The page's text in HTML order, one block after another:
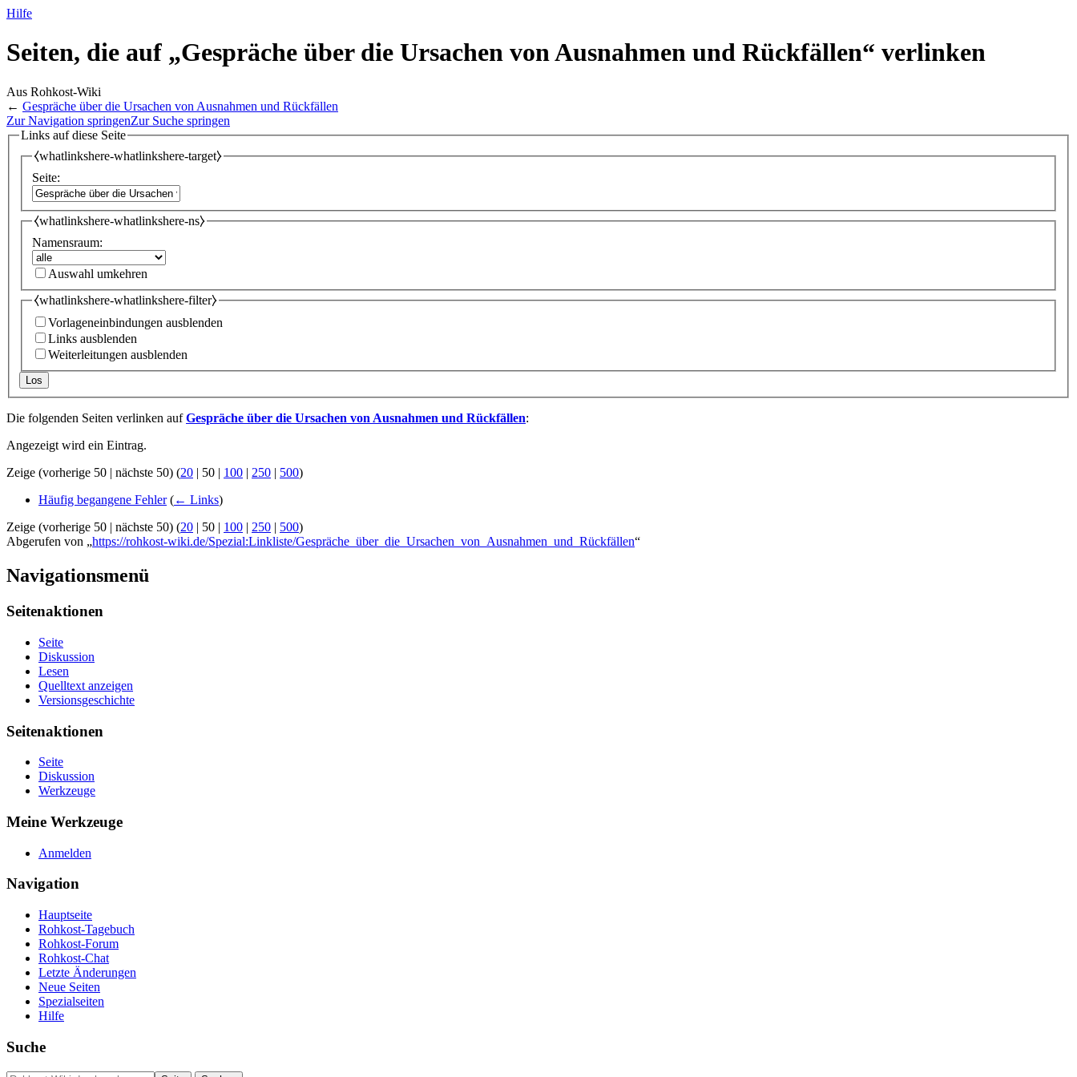
Hilfe
Seiten, die auf „Gespräche über die Ursachen von Ausnahmen und Rückfällen“ verlinken
Aus Rohkost-Wiki
← Gespräche über die Ursachen von Ausnahmen und Rückfällen
Zur Navigation springenZur Suche springen
Links auf diese Seite
⧼whatlinkshere-whatlinkshere-target⧽
Seite:
⧼whatlinkshere-whatlinkshere-ns⧽
Namensraum:
Auswahl umkehren
⧼whatlinkshere-whatlinkshere-filter⧽
Vorlageneinbindungen ausblenden
Links ausblenden
Weiterleitungen ausblenden
Los
Die folgenden Seiten verlinken aufGespräche über die Ursachen von Ausnahmen und Rückfällen:
Angezeigt wird ein Eintrag.
Zeige (vorherige 50 | nächste 50) (20 | 50 | 100 | 250 | 500)
Häufig begangene Fehler (← Links)
Zeige (vorherige 50 | nächste 50) (20 | 50 | 100 | 250 | 500)
Abgerufen von „https://rohkost-wiki.de/Spezial:Linkliste/Gespräche_über_die_Ursachen_von_Ausnahmen_und_Rückfällen“
Navigationsmenü
Seitenaktionen
Seite
Diskussion
Lesen
Quelltext anzeigen
Versionsgeschichte
Seitenaktionen
Seite
Diskussion
Werkzeuge
Meine Werkzeuge
Anmelden
Navigation
Hauptseite
Rohkost-Tagebuch
Rohkost-Forum
Rohkost-Chat
Letzte Änderungen
Neue Seiten
Spezialseiten
Hilfe
Suche